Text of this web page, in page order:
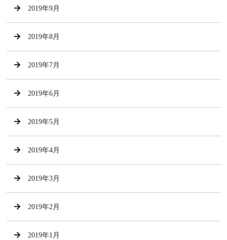
2019年9月
2019年8月
2019年7月
2019年6月
2019年5月
2019年4月
2019年3月
2019年2月
2019年1月